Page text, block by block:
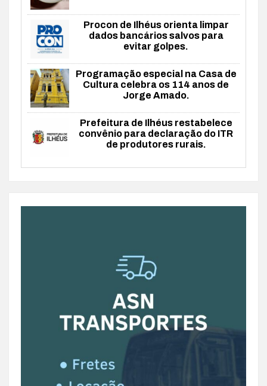
Procon de Ilhéus orienta limpar
dados bancários salvos para
evitar golpes.
Programação especial na Casa de
Cultura celebra os 114 anos de
Jorge Amado.
Prefeitura de Ilhéus restabelece
convênio para declaração do ITR
de produtores rurais.